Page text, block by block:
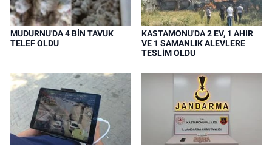
MUDURNU'DA 4 BİN TAVUK
TELEF OLDU
KASTAMONU'DA 2 EV, 1 AHIR
VE 1 SAMANLIK ALEVLERE
TESLİM OLDU